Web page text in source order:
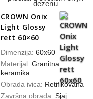
CROWN Onix
Light Glossy
rett 60×60
Dimenzija: 60x60
Materijal: Granitna
keramika
Obrada ivica: Retifikovana
Završna obrada: Sjaj